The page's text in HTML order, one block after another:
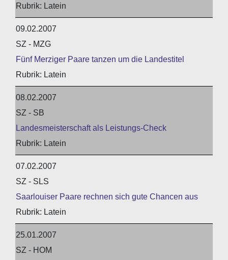
Latein
09.02.2007
SZ - MZG
Fünf Merziger Paare tanzen um die Landestitel
Latein
08.02.2007
SZ - SB
Landesmeisterschaft als Leistungs-Check
Latein
07.02.2007
SZ - SLS
Saarlouiser Paare rechnen sich gute Chancen aus
Latein
25.01.2007
SZ - HOM